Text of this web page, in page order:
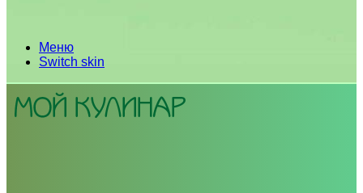
Меню
Switch skin